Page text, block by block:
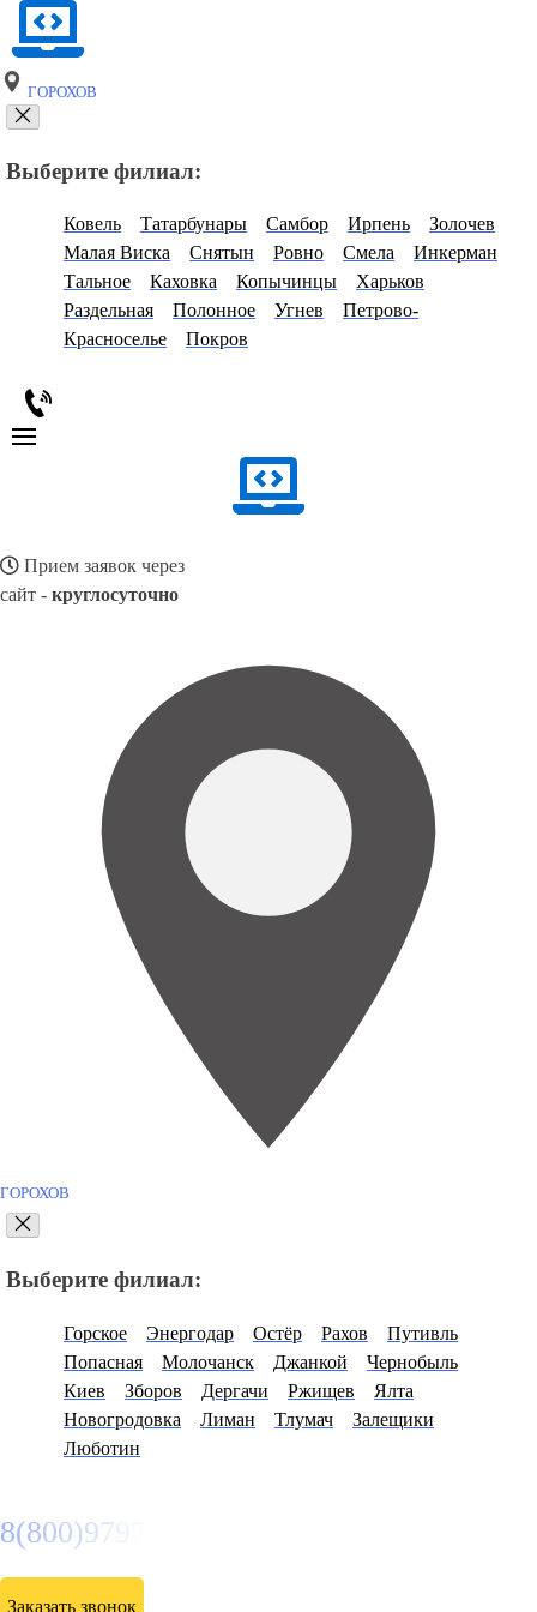
ГОРОХОВ
Выберите филиал:
Ковель Татарбунары Самбор Ирпень
Золочев
Малая Виска
Снятын Ровно Смела
Инкерман
Тальное
Каховка Копычинцы
Харьков
Раздельная
Полонное Угнев
Петрово-
Красноселье
Покров
Прием заявок через
сайт - круглосуточно
ГОРОХОВ
Выберите филиал:
Горское Энергодар Остёр Рахов
Путивль
Попасная
Молочанск Джанкой
Чернобыль
Киев
Зборов Дергачи Ржищев
Ялта
Новогродовка
Лиман Тлумач
Залещики
Люботин
8(800)9797043
Заказать звонок